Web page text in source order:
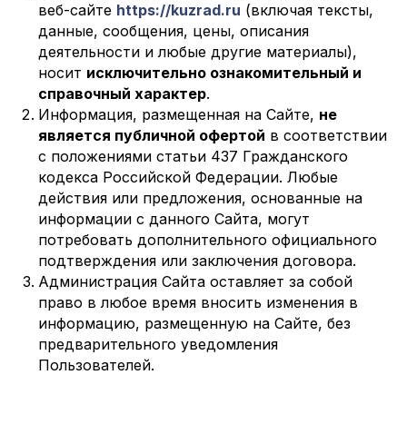
веб-сайте https://kuzrad.ru (включая тексты,
данные, сообщения, цены, описания
деятельности и любые другие материалы),
носит исключительно ознакомительный и
справочный характер.
Информация, размещенная на Сайте, не
является публичной офертой в соответствии
с положениями статьи 437 Гражданского
кодекса Российской Федерации. Любые
действия или предложения, основанные на
информации с данного Сайта, могут
потребовать дополнительного официального
подтверждения или заключения договора.
Администрация Сайта оставляет за собой
право в любое время вносить изменения в
информацию, размещенную на Сайте, без
предварительного уведомления
Пользователей.